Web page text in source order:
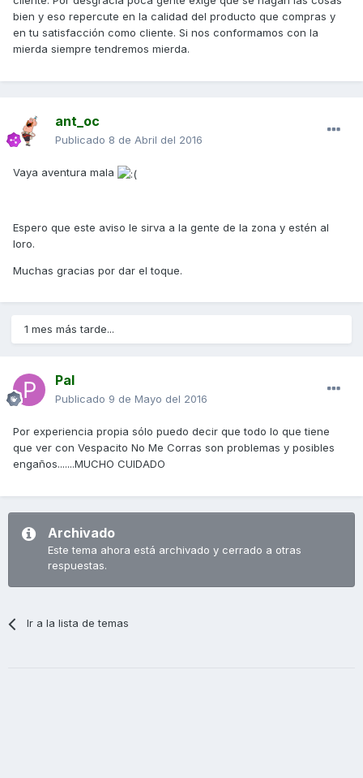
bien y eso repercute en la calidad del producto que compras y
en tu satisfacción como cliente. Si nos conformamos con la
mierda siempre tendremos mierda.
ant_oc
Publicado 8 de Abril del 2016
Vaya aventura mala
Espero que este aviso le sirva a la gente de la zona y estén al
loro.
Muchas gracias por dar el toque.
1 mes más tarde...
Pal
Publicado 9 de Mayo del 2016
Por experiencia propia sólo puedo decir que todo lo que tiene
que ver con Vespacito No Me Corras son problemas y posibles
engaños.......MUCHO CUIDADO
Archivado
Este tema ahora está archivado y cerrado a otras
respuestas.
Ir a la lista de temas